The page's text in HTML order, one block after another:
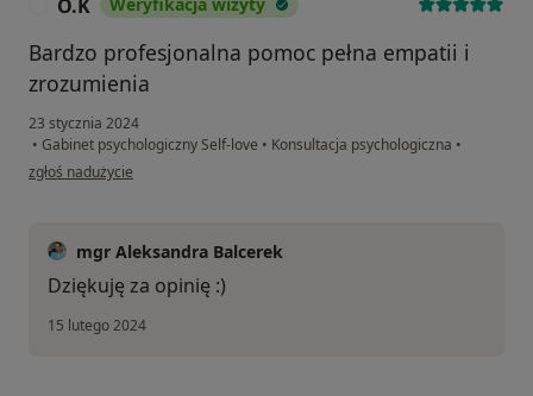
O.K
Bardzo profesjonalna pomoc pełna empatii i
zrozumienia
23 stycznia 2024
• Gabinet psychologiczny Self-love • Konsultacja psychologiczna •
w opinii użytkownika O.K
zgłoś nadużycie
mgr Aleksandra Balcerek
Dziękuję za opinię :)
15 lutego 2024